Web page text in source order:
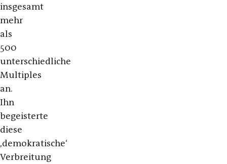
insgesamt
mehr
als
500
unterschiedliche
Multiples
an.
Ihn
begeisterte
diese
‚demokratische‘
Verbreitung